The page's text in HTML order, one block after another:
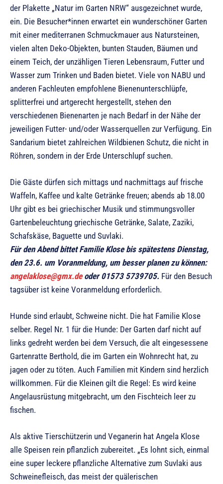
der Plakette „Natur im Garten NRW“ ausgezeichnet wurde,
ein. Die Besucher*innen erwartet ein wunderschöner Garten
mit einer mediterranen Schmuckmauer aus Natursteinen,
vielen alten Deko-Objekten, bunten Stauden, Bäumen und
einem Teich, der unzähligen Tieren Lebensraum, Futter und
Wasser zum Trinken und Baden bietet. Viele von NABU und
anderen Fachleuten empfohlene Bienenunterschlüpfe,
splitterfrei und artgerecht hergestellt, stehen den
verschiedenen Bienenarten je nach Bedarf in der Nähe der
jeweiligen Futter- und/oder Wasserquellen zur Verfügung. Ein
Sandarium bietet zahlreichen Wildbienen Schutz, die nicht in
Röhren, sondern in der Erde Unterschlupf suchen.
Die Gäste dürfen sich mittags und nachmittags auf frische
Waffeln, Kaffee und kalte Getränke freuen; abends ab 18.00
Uhr gibt es bei griechischer Musik und stimmungsvoller
Gartenbeleuchtung griechische Getränke, Salate, Zaziki,
Schafskäse, Baguette und Suvlaki.
Für den Abend bittet Familie Klose bis spätestens Dienstag,
den 23.6. um Voranmeldung, um besser planen zu können:
angelaklose@gmx.deoder 01573 5739705. Für den Besuch
tagsüber ist keine Voranmeldung erforderlich.
Hunde sind erlaubt, Schweine nicht. Die hat Familie Klose
selber. Regel Nr. 1 für die Hunde: Der Garten darf nicht auf
links gedreht werden bei dem Versuch, die alt eingesessene
Gartenratte Berthold, die im Garten ein Wohnrecht hat, zu
jagen oder zu töten. Auch Familien mit Kindern sind herzlich
willkommen. Für die Kleinen gilt die Regel: Es wird keine
Angelausrüstung mitgebracht, um den Fischteich leer zu
fischen.
Als aktive Tierschützerin und Veganerin hat Angela Klose
alle Speisen rein pflanzlich zubereitet. „Es lohnt sich, einmal
eine super leckere pflanzliche Alternative zum Suvlaki aus
Schweinefleisch, das meist der quälerischen